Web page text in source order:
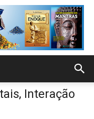
Interação